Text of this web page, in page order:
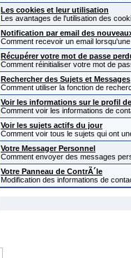
Les cookies et leur utilisation
Les avantages de l'utilisation des
Notification par email des
Comment recevoir un email
Récupérer votre mot de passe
Comment réinitialiser votre mot de
Rechercher des Sujets et Messages
Comment utiliser la fonction de
Voir les informations sur le profil
Comment voir les informations de
Voir les sujets actifs du jour
Comment voir tous le sujets qui ont
Votre Messager Personnel
Comment envoyer des messages
Votre Panneau de ContrÃ´le
Modification des informations de